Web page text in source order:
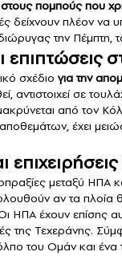
στους πομπούς που
δείχνουν πλέον
την
σχέδιο για την
σε
από τον
έχει
μεταξύ ΗΠΑ
αν τα πλοία
ΗΠΑ έχουν επίσης
της Τεχεράνης.
του Ομάν και ένα